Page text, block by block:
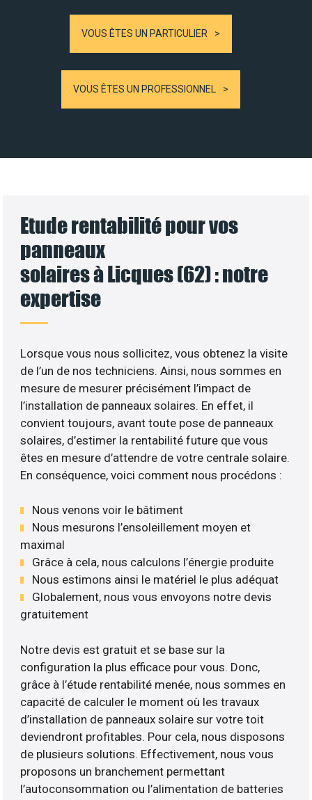
VOUS ÊTES UN PARTICULIER
VOUS ÊTES UN PROFESSIONNEL
Etude rentabilité pour vos
panneaux
solaires à Licques (62) : notre
expertise
Lorsque vous nous sollicitez, vous obtenez la visite
de l’un de nos techniciens. Ainsi, nous sommes en
mesure de mesurer précisément l’impact de
l’installation de panneaux solaires. En effet, il
convient toujours, avant toute pose de panneaux
solaires, d’estimer la rentabilité future que vous
êtes en mesure d’attendre de votre centrale solaire.
En conséquence, voici comment nous procédons :
Nous venons voir le bâtiment
Nous mesurons l’ensoleillement moyen et
maximal
Grâce à cela, nous calculons l’énergie produite
Nous estimons ainsi le matériel le plus adéquat
Globalement, nous vous envoyons notre devis
gratuitement
Notre devis est gratuit et se base sur la
configuration la plus efficace pour vous. Donc,
grâce à l’étude rentabilité menée, nous sommes en
capacité de calculer le moment où les travaux
d’installation de panneaux solaire sur votre toit
deviendront profitables. Pour cela, nous disposons
de plusieurs solutions. Effectivement, nous vous
proposons un branchement permettant
l’autoconsommation ou l’alimentation de batteries